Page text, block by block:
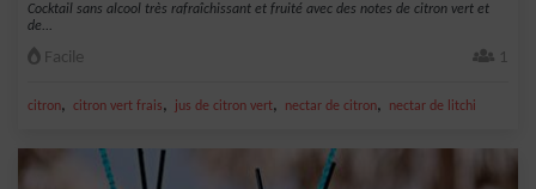
Cocktail sans alcool très rafraîchissant et fruité avec des notes de citron vert et
de...
Facile 1
citron, citron vert frais, jus de citron vert, nectar de citron, nectar de litchi